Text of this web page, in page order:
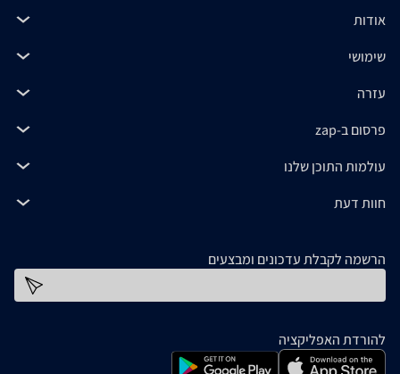
אודות
שימושי
עזרה
פרסום ב-zap
עולמות התוכן שלנו
חוות דעת
הרשמה לקבלת עדכונים ומבצעים
להורדת האפליקציה